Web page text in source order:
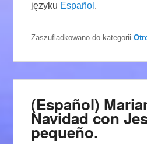
języku Español .
Zaszufladkowano do kategorii
(Español)
Navidad con
pequeño.